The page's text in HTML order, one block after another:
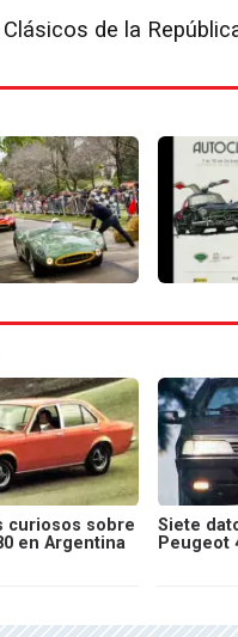
de la
curiosos sobre
en Argentina
Siete
Peugeot